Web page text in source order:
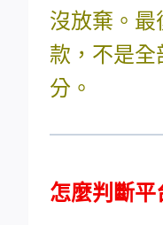
沒放棄。最
款，不是全
分。
怎麼判斷平